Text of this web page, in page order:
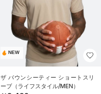
NEW
ザ バウンシーティー ショートスリ
ーブ（ライフスタイル/MEN）